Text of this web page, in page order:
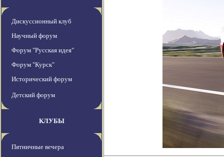
Дискуссионный клуб
Научный форум
Форум "Русская идея"
Форум "Курск"
Исторический форум
Детский форум
КЛУБЫ
Пятничные вечера